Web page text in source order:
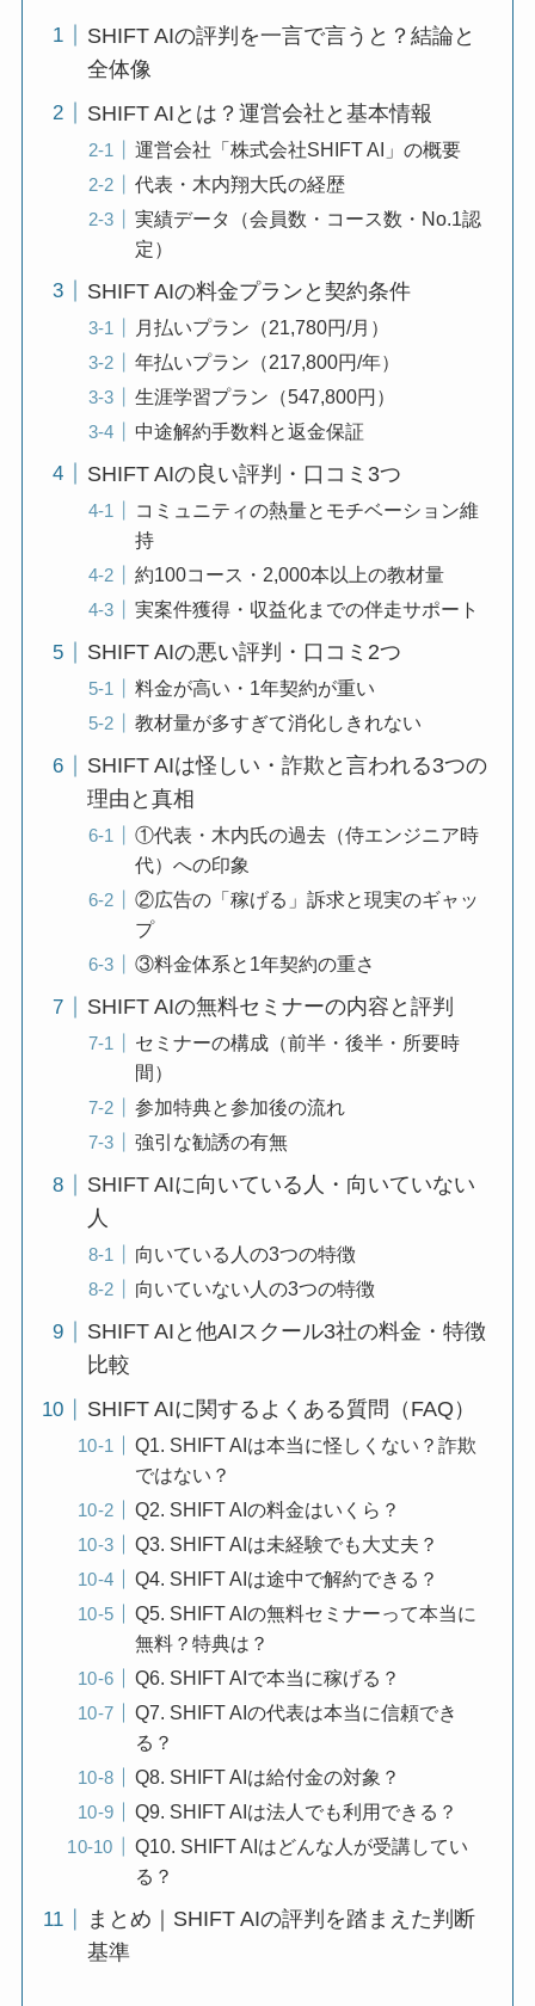
SHIFT AIの評判を一言で言うと？結論と
全体像
SHIFT AIとは？運営会社と基本情報
運営会社「株式会社SHIFT AI」の概要
代表・木内翔大氏の経歴
実績データ（会員数・コース数・No.1認
定）
SHIFT AIの料金プランと契約条件
月払いプラン（21,780円/月）
年払いプラン（217,800円/年）
生涯学習プラン（547,800円）
中途解約手数料と返金保証
SHIFT AIの良い評判・口コミ3つ
コミュニティの熱量とモチベーション維
持
約100コース・2,000本以上の教材量
実案件獲得・収益化までの伴走サポート
SHIFT AIの悪い評判・口コミ2つ
料金が高い・1年契約が重い
教材量が多すぎて消化しきれない
SHIFT AIは怪しい・詐欺と言われる3つの
理由と真相
①代表・木内氏の過去（侍エンジニア時
代）への印象
②広告の「稼げる」訴求と現実のギャッ
プ
③料金体系と1年契約の重さ
SHIFT AIの無料セミナーの内容と評判
セミナーの構成（前半・後半・所要時
間）
参加特典と参加後の流れ
強引な勧誘の有無
SHIFT AIに向いている人・向いていない
人
向いている人の3つの特徴
向いていない人の3つの特徴
SHIFT AIと他AIスクール3社の料金・特徴
比較
SHIFT AIに関するよくある質問（FAQ）
Q1. SHIFT AIは本当に怪しくない？詐欺
ではない？
Q2. SHIFT AIの料金はいくら？
Q3. SHIFT AIは未経験でも大丈夫？
Q4. SHIFT AIは途中で解約できる？
Q5. SHIFT AIの無料セミナーって本当に
無料？特典は？
Q6. SHIFT AIで本当に稼げる？
Q7. SHIFT AIの代表は本当に信頼でき
る？
Q8. SHIFT AIは給付金の対象？
Q9. SHIFT AIは法人でも利用できる？
Q10. SHIFT AIはどんな人が受講してい
る？
まとめ｜SHIFT AIの評判を踏まえた判断
基準